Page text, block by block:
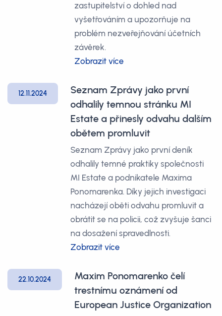
zastupitelství o dohled nad
vyšetřováním a upozorňuje na
problém nezveřejňování účetních
závěrek.
Zobrazit více
12.11.2024
Seznam Zprávy jako první
odhalily temnou stránku MI
Estate a přinesly odvahu dalším
obětem promluvit
Seznam Zprávy jako první deník
odhalily temné praktiky společnosti
MI Estate a podnikatele Maxima
Ponomarenka. Díky jejich investigaci
nacházejí oběti odvahu promluvit a
obrátit se na policii, což zvyšuje šanci
na dosažení spravedlnosti.
Zobrazit více
22.10.2024
Maxim Ponomarenko čelí
trestnímu oznámení od
European Justice Organization